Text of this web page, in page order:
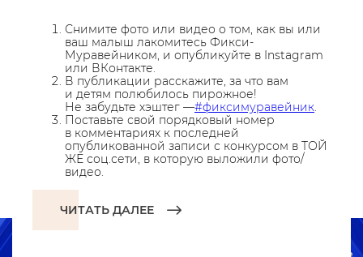
Снимите фото или видео о том, как вы или
ваш малыш лакомитесь Фикси-
Муравейником, и опубликуйте в Instagram
или ВКонтакте.
В публикации расскажите, за что вам
и детям полюбилось пирожное!
Не забудьте хэштег —#фиксимуравейник.
Поставьте свой порядковый номер
в комментариях к последней
опубликованной записи с конкурсом в ТОЙ
ЖЕ соц.сети, в которую выложили фото/
видео.
ЧИТАТЬ ДАЛЕЕ